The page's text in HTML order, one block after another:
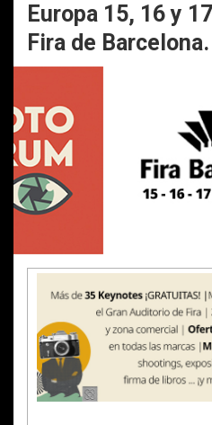
Europa 15, 16 y
Fira de Barcelona.